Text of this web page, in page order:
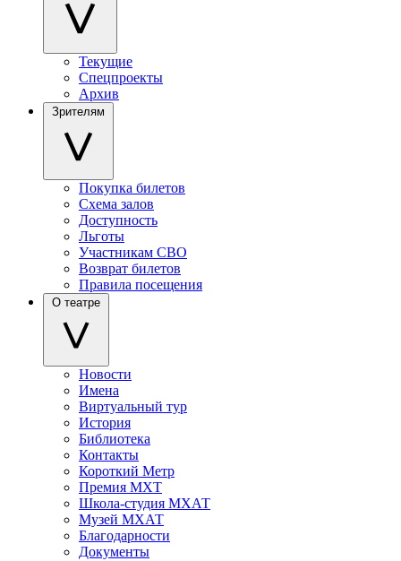
Текущие
Спецпроекты
Архив
Зрителям
Покупка билетов
Схема залов
Доступность
Льготы
Участникам СВО
Возврат билетов
Правила посещения
О театре
Новости
Имена
Виртуальный тур
История
Библиотека
Контакты
Короткий Метр
Премия МХТ
Школа-студия МХАТ
Музей МХАТ
Благодарности
Документы